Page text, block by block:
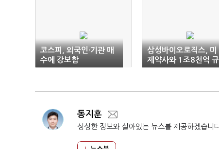
코스피, 외국인·기관 매
수에 강보합
삼성바이오로직스, 미
제약사와 1조8천억 규
모 수주 계약
동지훈
싱싱한 정보와 살아있는 뉴스를 제공하겠습니